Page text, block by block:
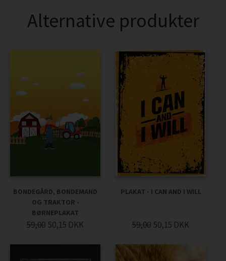
Alternative produkter
BONDEGÅRD, BONDEMAND
OG TRAKTOR -
BØRNEPLAKAT
59,00 50,15 DKK
PLAKAT - I CAN AND I WILL
59,00 50,15 DKK